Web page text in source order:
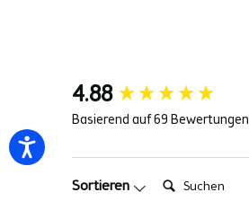
4.88
Basierend auf 69 Bewertungen
Sortieren
Suchen:
New content loaded